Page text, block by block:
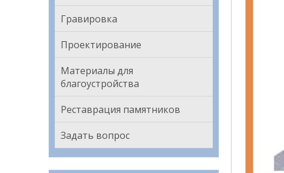
Гравировка
Проектирование
Материалы для
благоустройства
Реставрация памятников
Задать вопрос